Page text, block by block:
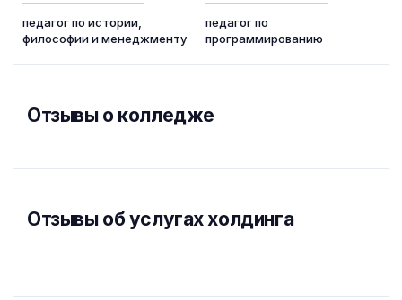
педагог по истории,
философии и менеджменту
педагог по
программированию
Отзывы о колледже
Отзывы об услугах холдинга